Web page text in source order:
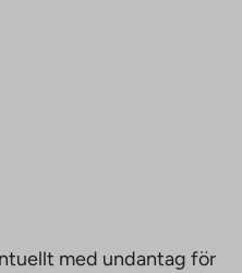
med undantag för